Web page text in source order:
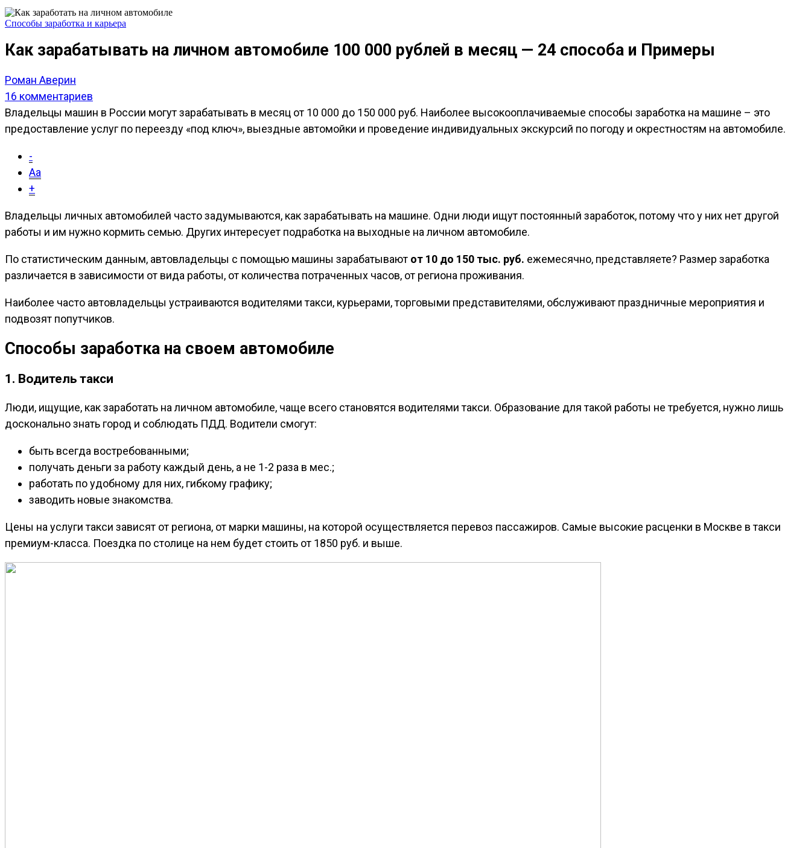
Способы заработка и карьера
Как зарабатывать на личном автомобиле 100 000 рублей в месяц — 24 способа и Примеры
Роман Аверин
16 комментариев
Владельцы машин в России могут зарабатывать в месяц от 10 000 до 150 000 руб. Наиболее высокооплачиваемые способы заработка на машине – это
предоставление услуг по переезду «под ключ», выездные автомойки и проведение индивидуальных экскурсий по погоду и окрестностям на автомобиле.
-
Aa
+
Владельцы личных автомобилей часто задумываются, как зарабатывать на машине. Одни люди ищут постоянный заработок, потому что у них нет другой
работы и им нужно кормить семью. Других интересует подработка на выходные на личном автомобиле.
По статистическим данным, автовладельцы с помощью машины зарабатывают от 10 до 150 тыс. руб. ежемесячно, представляете? Размер заработка
различается в зависимости от вида работы, от количества потраченных часов, от региона проживания.
Наиболее часто автовладельцы устраиваются водителями такси, курьерами, торговыми представителями, обслуживают праздничные мероприятия и
подвозят попутчиков.
Способы заработка на своем автомобиле
1. Водитель такси
Люди, ищущие, как заработать на личном автомобиле, чаще всего становятся водителями такси. Образование для такой работы не требуется, нужно лишь
досконально знать город и соблюдать ПДД. Водители смогут:
быть всегда востребованными;
получать деньги за работу каждый день, а не 1-2 раза в мес.;
работать по удобному для них, гибкому графику;
заводить новые знакомства.
Цены на услуги такси зависят от региона, от марки машины, на которой осуществляется перевоз пассажиров. Самые высокие расценки в Москве в такси
премиум-класса. Поездка по столице на нем будет стоить от 1850 руб. и выше.